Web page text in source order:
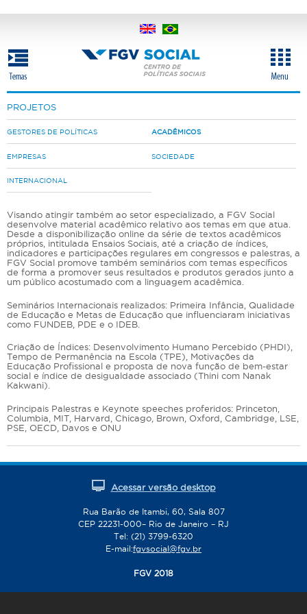
conteúdo
principal
PROJETOS
GESTORES DE POLÍTICAS ACADÊMICOS
EMPRESAS SOCIEDADE
INTERNACIONAL
Visando atingir também ao setor especializado, a FGV Social
desenvolve material acadêmico relativo aos temas em que atua.
Desde a disponibilização online da série de textos acadêmicos
próprios, intitulada Ensaios Sociais, até a criação de índices,
indicadores e participações regulares em congressos e palestras, a
FGV Social promove também seminários com temas específicos
de forma a promover seus resultados e produtos gerados junto a
um público acostumado com a linguagem acadêmica.
Seminários Internacionais realizados: Primeira Infância, Qualidade
de Educação e Metas de Educação que influenciaram iniciativas
como FUNDEB, PDE e o IDEB.
Criação de Índices: Desenvolvimento Humano Percebido (PHDI),
Tempo de Permanência na Escola (TPE), Motivações da
Educação Profissional e proposta de nova função de bem-estar
social e índice de desigualdade associado (Thini com Nanak
Kakwani).
Principais Palestras e Keynote speeches proferidos: Princeton,
Columbia, MIT, Harvard, Chicago, Brown, Oxford, Cambridge, LSE,
PSE, OECD, Davos e ONU
Acessar versão desktop
Rua Barão de Itambi, 60, Sala 807
CEP 22231-000– Rio de Janeiro – RJ
Tel: (21) 3799-6320
E-mail:fgvsocial@fgv.br
FGV 2018